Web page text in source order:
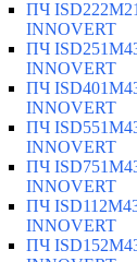
ПЧ
INNOVERT
ПЧ
INNOVERT
ПЧ
INNOVERT
ПЧ
INNOVERT
ПЧ
INNOVERT
ПЧ
INNOVERT
ПЧ